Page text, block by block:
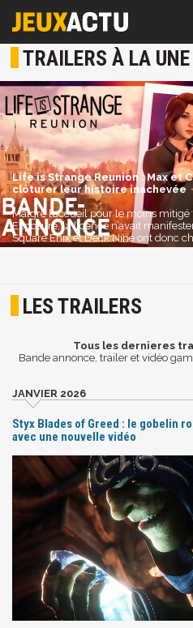
TRAILERS À LA UNE
Life is Strange Reunion : Max et
clôturer leur histoire inachevée
Malgré l’accueil pour le moins mitigé
Exposure, la licence n’avait
Square Enix et Deck Nine ont donc
LES TRAILERS
Tous les dernieres
Bande annonce, trailer et vidéo
JANVIER 2026
Styx Blades of Greed : le gobelin
avec une nouvelle vidéo